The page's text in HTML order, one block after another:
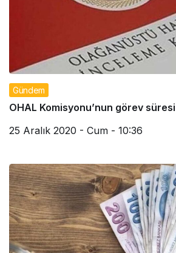
Gündem
OHAL Komisyonu’nun görev süresi
25 Aralık 2020 - Cum - 10:36